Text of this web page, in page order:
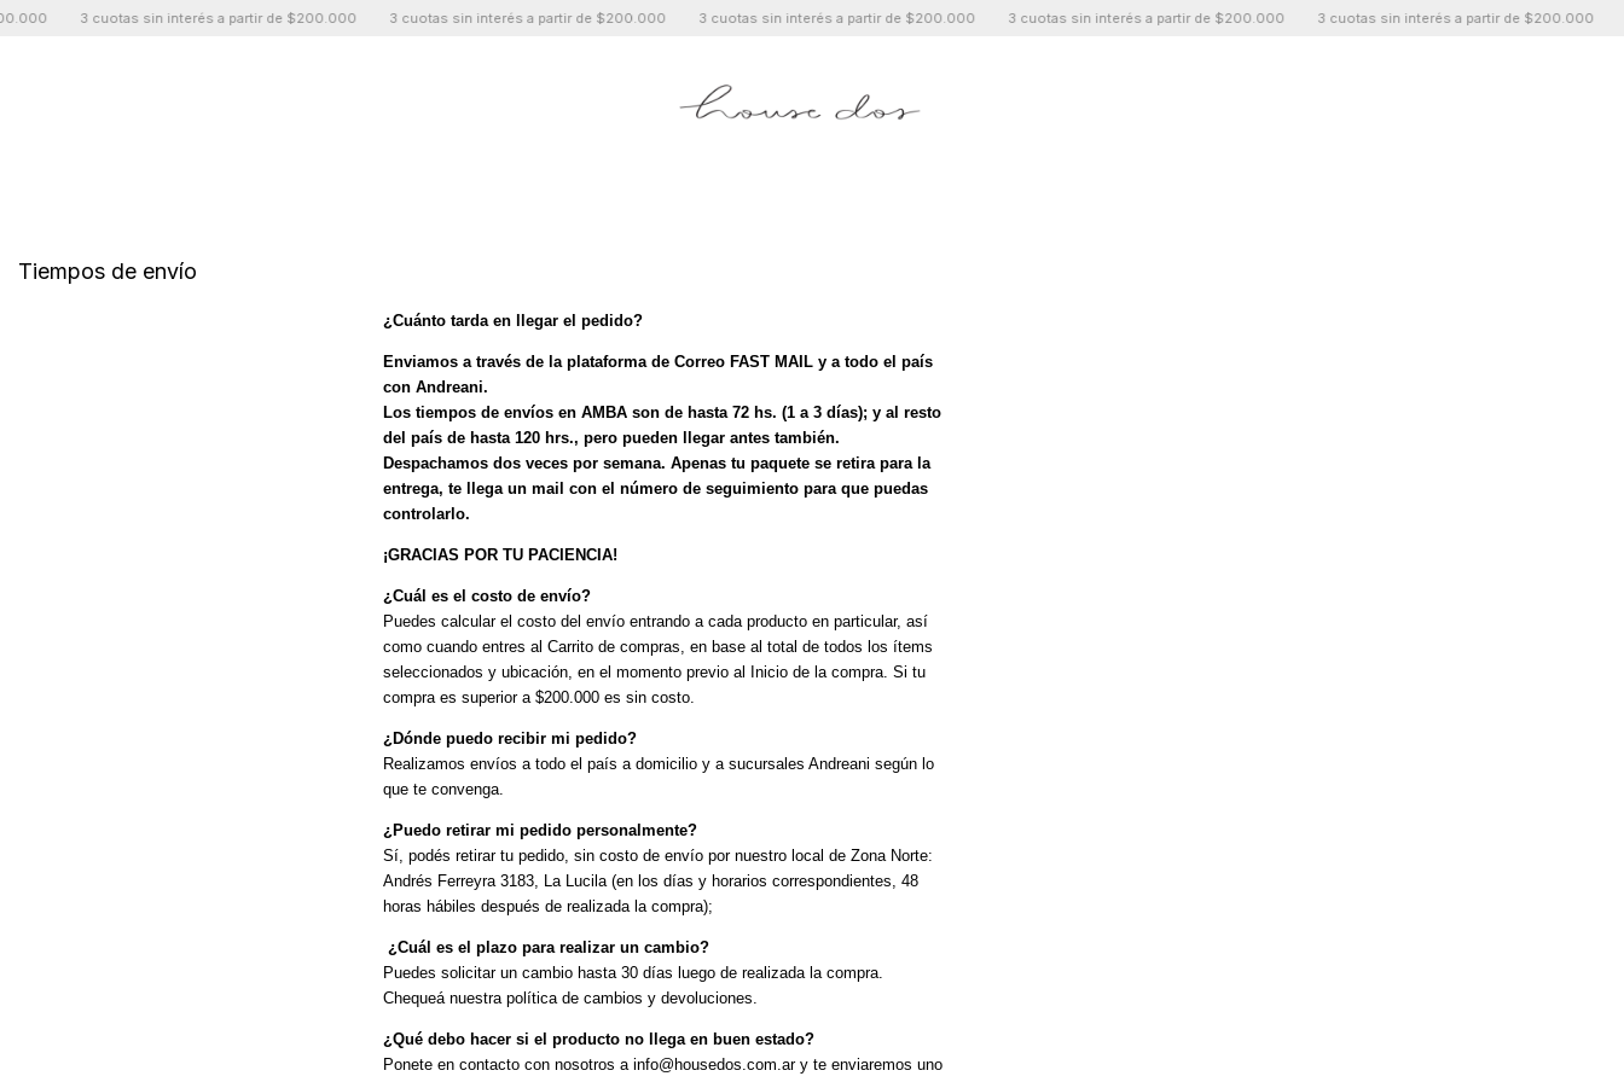
3 cuotas sin interés a partir de $200.000 3 cuotas sin interés a partir de $200.000 3 cuotas sin interés a partir de $200.000 3 cuotas sin interés a partir de $200.000 3 cuotas sin interés a partir de $200.000 3
Tiempos de envío
¿Cuánto tarda en llegar el pedido?
Enviamos a través de la plataforma de Correo FAST MAIL y a todo el país
con Andreani.
Los tiempos de envíos en AMBA son de hasta 72 hs. (1 a 3 días); y al resto
del país de hasta 120 hrs., pero pueden llegar antes también.
Despachamos dos veces por semana. Apenas tu paquete se retira para la
entrega, te llega un mail con el número de seguimiento para que puedas
controlarlo.
¡GRACIAS POR TU PACIENCIA!
¿Cuál es el costo de envío?
Puedes calcular el costo del envío entrando a cada producto en particular, así
como cuando entres al Carrito de compras, en base al total de todos los ítems
seleccionados y ubicación, en el momento previo al Inicio de la compra. Si tu
compra es superior a $200.000 es sin costo.
¿Dónde puedo recibir mi pedido?
Realizamos envíos a todo el país a domicilio y a sucursales Andreani según lo
que te convenga.
¿Puedo retirar mi pedido personalmente?
Sí, podés retirar tu pedido, sin costo de envío por nuestro local de Zona Norte:
Andrés Ferreyra 3183, La Lucila (en los días y horarios correspondientes, 48
horas hábiles después de realizada la compra);
¿Cuál es el plazo para realizar un cambio?
Puedes solicitar un cambio hasta 30 días luego de realizada la compra.
Chequeá nuestra política de cambios y devoluciones.
¿Qué debo hacer si el producto no llega en buen estado?
Ponete en contacto con nosotros a info@housedos.com.ary te enviaremos uno